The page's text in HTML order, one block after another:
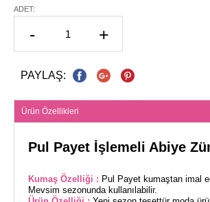
ADET:
- +
PAYLAŞ:
Ürün Özellikleri
Pul Payet İşlemeli Abiye
Kumaş Özelliği : Pul Payet kumaştan imal
Mevsim sezonunda kullanılabilir.